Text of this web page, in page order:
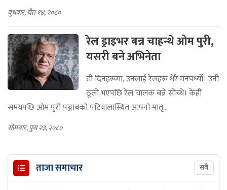
बुधबार, चैत १४, २०८०
रेल ड्राइभर बन्न चाहन्थे ओम पुरी,
यसरी बने अभिनेता
ती दिनहरूमा, उनलाई रेलहरू धेरै मनपर्थ्यो। उनी
ठूलो भएपछि रेल चालक बन्ने सोच्थे। केही
समयपछि ओम पुरी पञ्जाबको पटियालास्थित आफ्नो मातृ...
सोमबार, पुस २३, २०८०
ताजा समाचार सबै